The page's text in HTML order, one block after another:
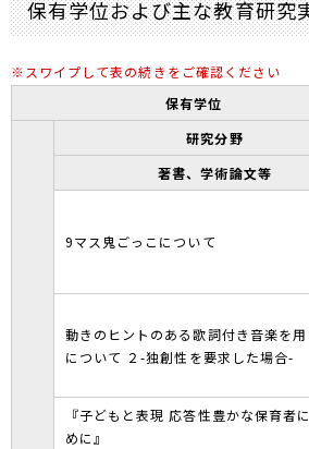
保有学位および主な教育研究
保有学位
研究分野
著書、学術論文等
9マス鬼ごっこについて
動きのヒントのある歌詞付き音楽を
について ２-独創性を要求した場合-
『子どもと表現 応答性豊かな保育者
めに』